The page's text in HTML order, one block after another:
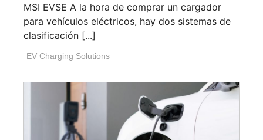
MSI EVSE A la hora de comprar un cargador
para vehículos eléctricos, hay dos sistemas de
clasificación [...]
EV Charging Solutions